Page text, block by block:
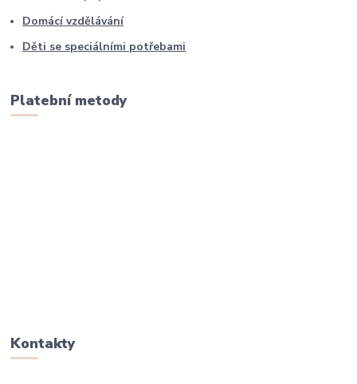
Domácí vzdělávání
Děti se speciálními potřebami
Platební metody
Kontakty